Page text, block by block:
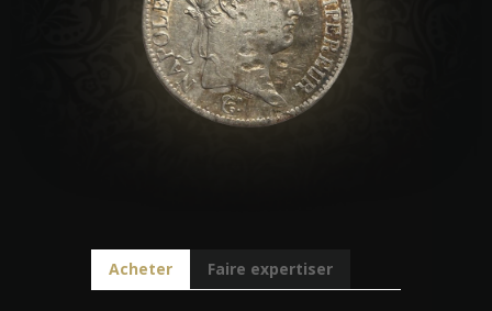
Acheter Faire expertiser